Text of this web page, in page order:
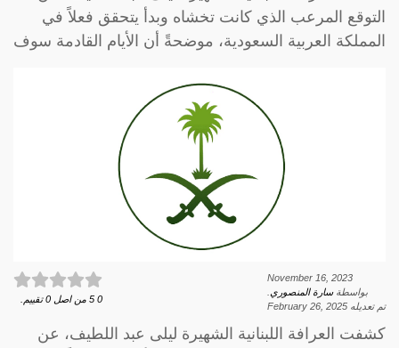
التوقع المرعب الذي كانت تخشاه وبدأ يتحقق فعلاً في
المملكة العربية السعودية، موضحةً أن الأيام القادمة سوف
November 16, 2023
بواسطةسارة المنصوري
تم تعديله February 26, 2025
0
5 من اصل 0 تقييم.
كشفت العرافة اللبنانية الشهيرة ليلى عبد اللطيف، عن